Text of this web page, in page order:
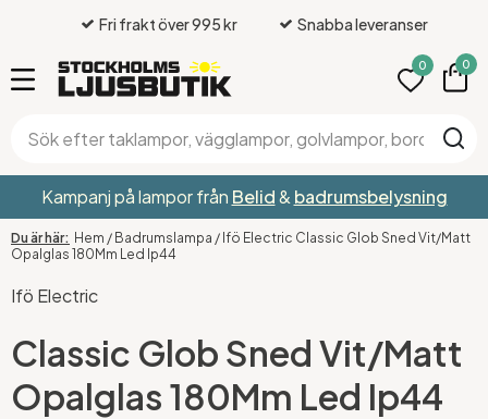
Fri frakt över 995 kr Snabba leveranser
0 0
Kampanj på lampor från Belid& badrumsbelysning
Hem / Badrumslampa / Ifö Electric Classic Glob Sned Vit/Matt
Opalglas 180Mm Led Ip44
Ifö Electric
Classic Glob Sned Vit/Matt
Opalglas 180Mm Led Ip44